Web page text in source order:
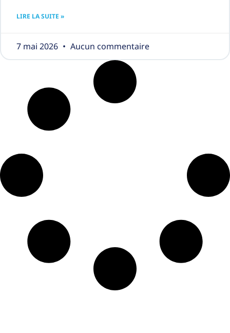
LIRE LA SUITE »
7 mai 2026 Aucun commentaire